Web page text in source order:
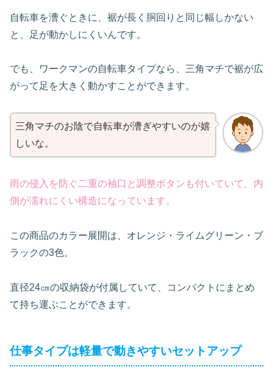
自転車を漕ぐときに、裾が長く胴回りと同じ幅しかない
と、足が動かしにくいんです。
でも、ワークマンの自転車タイプなら、三角マチで裾が広
がって足を大きく動かすことができます。
三角マチのお陰で自転車が漕ぎやすいのが嬉
しいな。
雨の侵入を防ぐ二重の袖口と調整ボタンも付いていて、内
側が濡れにくい構造になっています。
この商品のカラー展開は、オレンジ・ライムグリーン・ブ
ラックの3色。
直径24㎝の収納袋が付属していて、コンパクトにまとめ
て持ち運ぶことができます。
仕事タイプは軽量で動きやすいセットアップ